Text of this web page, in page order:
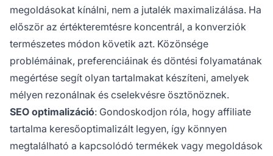
megoldásokat kínálni, nem a jutalék maximalizálása. Ha
először az értékteremtésre koncentrál, a konverziók
természetes módon követik azt. Közönsége
problémáinak, preferenciáinak és döntési folyamatának
megértése segít olyan tartalmakat készíteni, amelyek
mélyen rezonálnak és cselekvésre ösztönöznek.
SEO optimalizáció: Gondoskodjon róla, hogy affiliate
tartalma keresőoptimalizált legyen, így könnyen
megtalálható a kapcsolódó termékek vagy megoldások